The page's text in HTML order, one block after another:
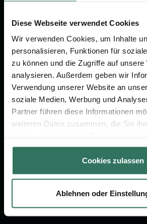
Diese Webseite verwendet Cookies
Wir verwenden Cookies, um Inhalte
personalisieren, Funktionen für
zu können und die Zugriffe auf unsere
analysieren. Außerdem geben wir
Verwendung unserer Website an
soziale Medien, Werbung und
Partner führen diese Informationen
weiteren Daten zusammen, die Sie
gesammelt haben.
Cookies zulassen
Ablehnen oder
Jetzt beraten lassen
FÜR SIE
Vergleich
Ratgeber
Verzeichnis
Wissenswertes
Über uns
FÜR
Online-
KONTAKTIEREN SIE UNS